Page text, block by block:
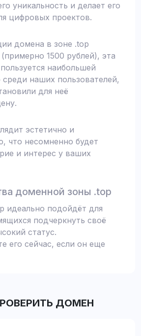
уникальность и делает его
цифровых проектов.
домена в зоне .top
(примерно 1500 рублей), эта
наибольшей
наших пользователей,
для неё
эстетично и
что несомненно будет
и интерес у ваших
доменной зоны .top
идеально подойдёт для
подчеркнуть своё
статус.
его сейчас, если он еще
ДОМЕН